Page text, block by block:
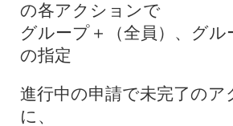
の各アクションで
グループ＋（全員）、グ
の指定
進行中の申請で未完了の
に、